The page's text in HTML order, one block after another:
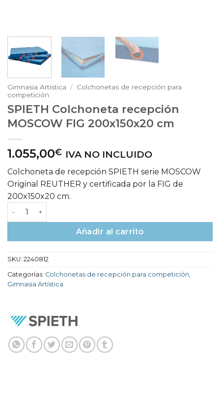
Gimnasia Artística / Colchonetas de recepción para
competición
SPIETH Colchoneta recepción
MOSCOW FIG 200x150x20 cm
1.055,00€ IVA NO INCLUIDO
Colchoneta de recepción SPIETH serie MOSCOW
Original REUTHER y certificada por la FIG de
200x150x20 cm.
SPIETH Colchoneta recepción MOSCOW FIG
Añadir al carrito
SKU: 2240812
Categorías: Colchonetas de recepción para competición
Gimnasia Artística